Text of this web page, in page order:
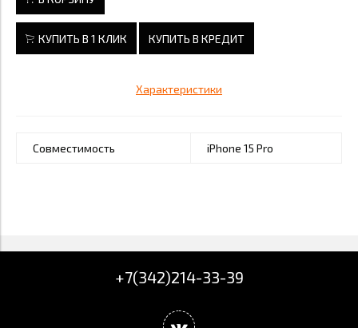
КУПИТЬ В 1 КЛИК КУПИТЬ В КРЕДИТ
Характеристики
Совместимость iPhone 15 Pro
+7(342)214-33-39